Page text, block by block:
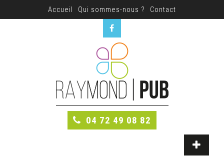
Accueil Qui sommes-nous ? Contact
04 72 49 08 82